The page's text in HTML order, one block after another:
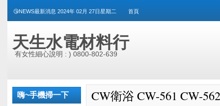
😘NEWS最新消息 2024年 02月 27日星期二 首頁
天生水電材料行
有女性細心說明 : ) 0800-802-639
嗨~手機掃一下 CW衛浴 CW-561 CW-